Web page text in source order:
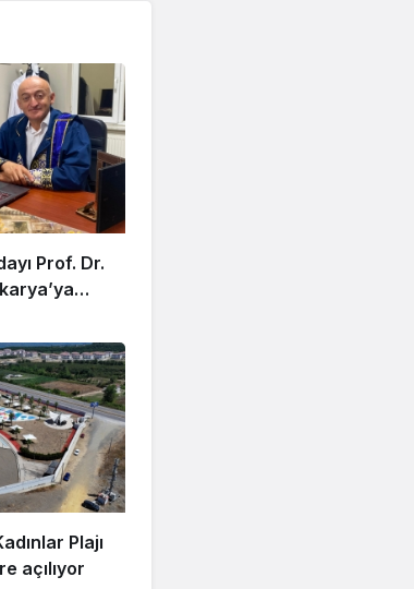
Prof. Dr.
Plajı
açılıyor